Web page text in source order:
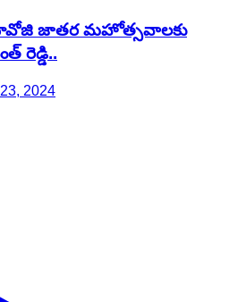
బావోజి జాతర మహోత్సవాలకు
రెడ్డి..
2024